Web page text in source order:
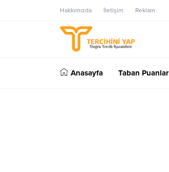
Hakkımızda İletişim Reklam
Anasayfa Taban Puanlar